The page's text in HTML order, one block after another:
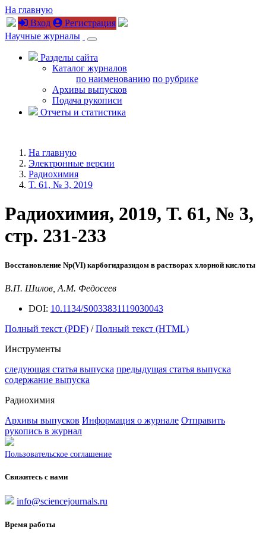
На главную
Вход
Регистрация
Научные журналы
Разделы сайта
Каталог журналов
по наименованию по рубрике
Архивы выпусков
Подача рукописи
Отчеты и статистика
На главную
Электронные версии
Радиохимия
T. 61, № 3, 2019
Радиохимия, 2019, T. 61, № 3,
стр. 231-233
Восстановление Np(VI) карбогидразидом в растворах хлорной кислоты
В.П. Шилов, А.М. Федосеев
DOI: 10.1134/S0033831119030043
Полный текст (PDF) /Полный текст (HTML)
Инструменты
следующая статья выпуска предыдущая статья выпуска
содержание выпуска
Радиохимия
Архивы выпусков Информация о журнале Отправить
рукопись в журнал
Пользовательское соглашение
Свяжитесь с нами
info@sciencejournals.ru
Время работы